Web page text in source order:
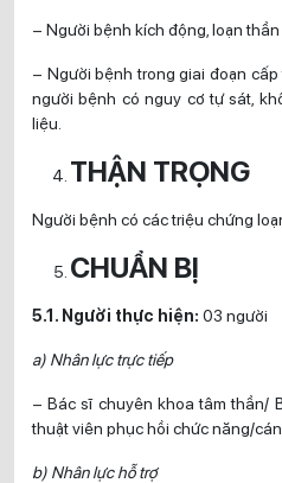
– Người bệnh kích động, loạn thần
– Người bệnh trong giai đoạn
người bệnh có nguy cơ tự sát,
liệu.
THẬN TRỌNG
Người bệnh có các triệu chứng
CHUẨN BỊ
5.1. Người thực hiện: 03 người
a) Nhân lực trực tiếp
– Bác sĩ chuyên khoa tâm thần/
thuật viên phục hồi chức năng/cán
b) Nhân lực hỗ trợ